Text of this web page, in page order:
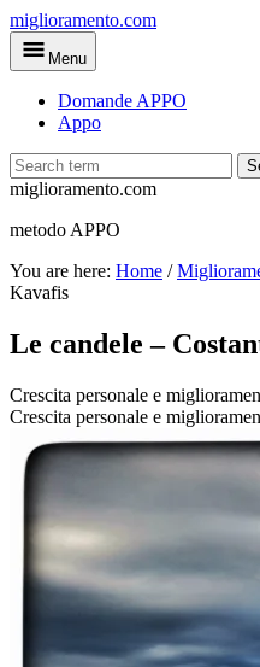
Skip
to
main
miglioramento.com
Menu
Domande APPO
Appo
miglioramento.com
metodo APPO
You are here: Home /
Kavafis
Le candele –
Crescita personale e
Crescita personale e